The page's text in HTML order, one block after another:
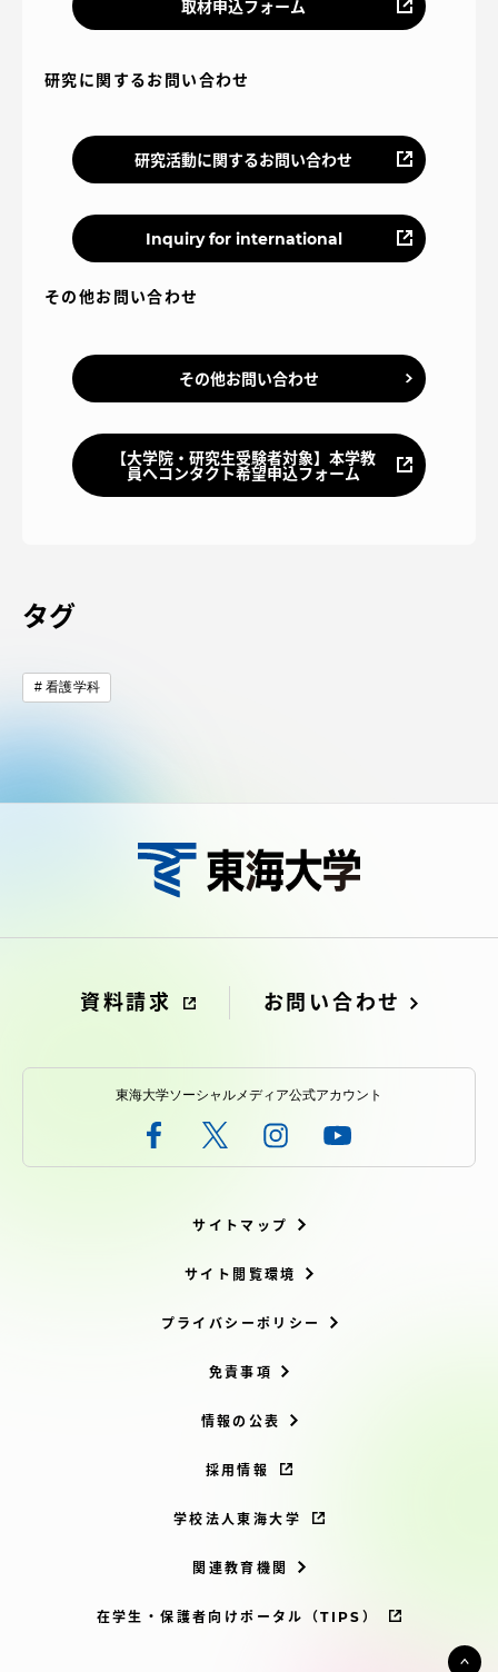
取材申込フォーム
研究に関するお問い合わせ
研究活動に関するお問い合わせ
Inquiry for international
その他お問い合わせ
その他お問い合わせ
【大学院・研究生受験者対象】本学教
員へコンタクト希望申込フォーム
タグ
看護学科
資料請求 お問い合わせ
東海大学ソーシャルメディア公式アカウント
サイトマップ
サイト閲覧環境
プライバシーポリシー
免責事項
情報の公表
採用情報
学校法人東海大学
関連教育機関
在学生・保護者向けポータル（TIPS）